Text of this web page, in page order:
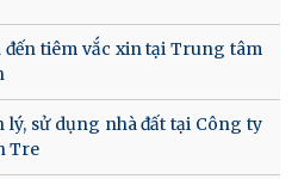
đến tiêm vắc xin tại Trung tâm
sử dụng nhà đất tại Công ty
Tre